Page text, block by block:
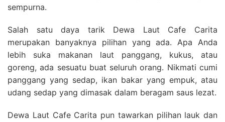
sempurna.
Salah satu daya tarik Dewa Laut Cafe Carita
merupakan banyaknya pilihan yang ada. Apa Anda
lebih suka makanan laut panggang, kukus, atau
goreng, ada sesuatu buat seluruh orang. Nikmati cumi
panggang yang sedap, ikan bakar yang empuk, atau
udang sedap yang dimasak dalam beragam saus lezat.
Dewa Laut Cafe Carita pun tawarkan pilihan lauk dan